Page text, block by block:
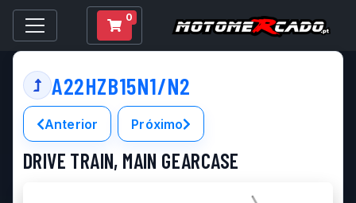
0
A22HZB15N1/N2
Anterior Próximo
DRIVE TRAIN, MAIN GEARCASE